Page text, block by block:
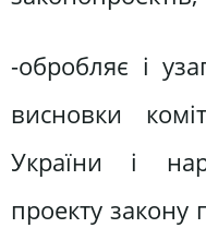
-обробляє і
висновки
України і
проекту